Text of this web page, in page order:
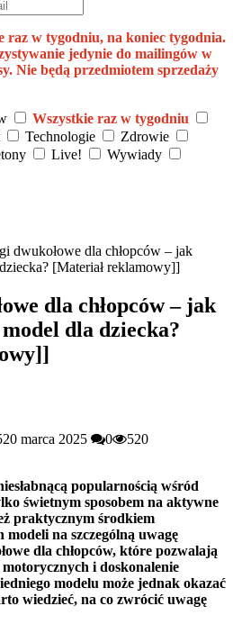
raz w tygodniu, na koniec tygodnia.
jedynie do mailingów w
Nie będą przedmiotem sprzedaży
Wszystkie raz w tygodniu
Technologie
Zdrowie
Live!
Wywiady
dwukołowe dla chłopców – jak
[Materiał reklamowy]]
dla chłopców – jak
dla dziecka?
20 marca 2025 0 520
popularnością wśród
świetnym sposobem na aktywne
praktycznym środkiem
na szczególną uwagę
dla chłopców, które pozwalają
i doskonalenie
modelu może jednak okazać
wiedzieć, na co zwrócić uwagę